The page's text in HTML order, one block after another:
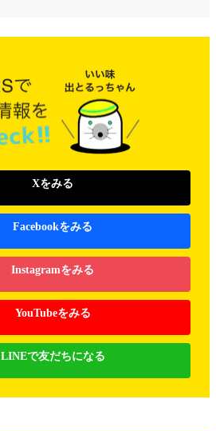
Xをみる
Facebookをみる
Instagramをみる
YouTubeをみる
LINEで友だちになる